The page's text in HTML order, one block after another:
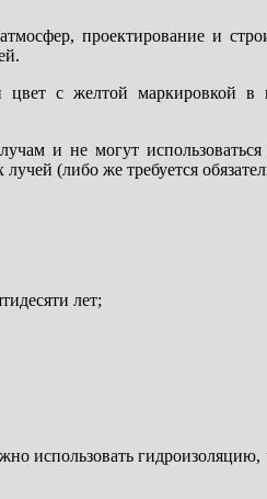
проектирование и
с желтой маркировкой в
и не могут
(либо же требуется
лет;
использовать гидроизоляцию,